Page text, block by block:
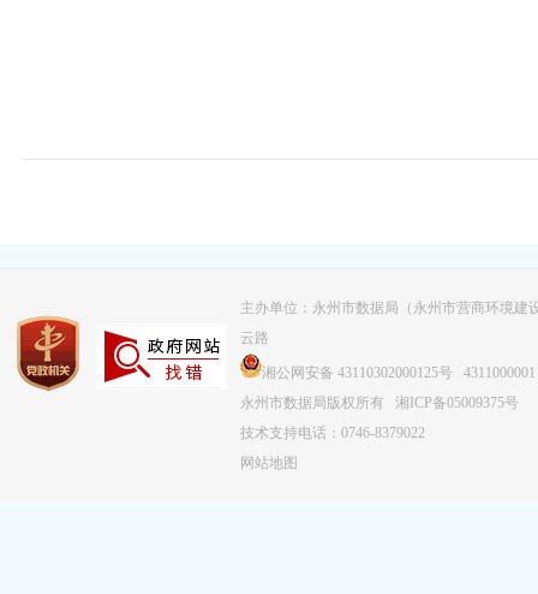
主办单位：永州市数据局（永州市营商环境
云路
湘公网安备 43110302000125号 4311000001
永州市数据局版权所有 湘ICP备05009375号
技术支持电话：0746-8379022
网站地图